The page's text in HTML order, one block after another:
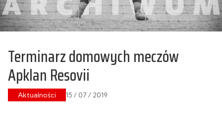
Terminarz domowych meczów
Apklan Resovii
Aktualności 15 / 07 / 2019